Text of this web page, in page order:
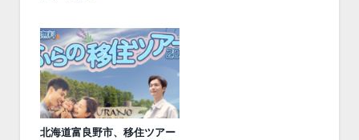
北海道富良野市、移住ツアー